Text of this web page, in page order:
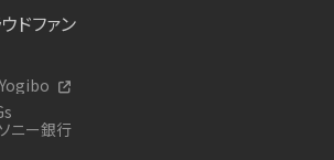
ドファン
ニー銀行